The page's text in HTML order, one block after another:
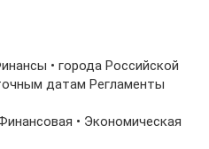
• города Российской
датам Регламенты
• Экономическая